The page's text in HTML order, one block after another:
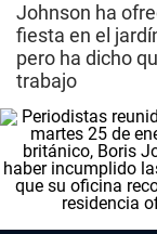
Johnson ha
fiesta en el
pero ha dicho
trabajo